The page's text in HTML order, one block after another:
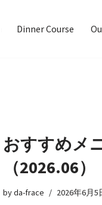
Dinner Course
おすすめメ
（2026.06）
byda-frace 2026年6月5